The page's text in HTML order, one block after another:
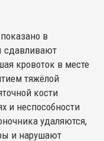
в
сдавливают
кровоток в месте
тяжёлой
кости
и неспособности
удаляются,
и нарушают